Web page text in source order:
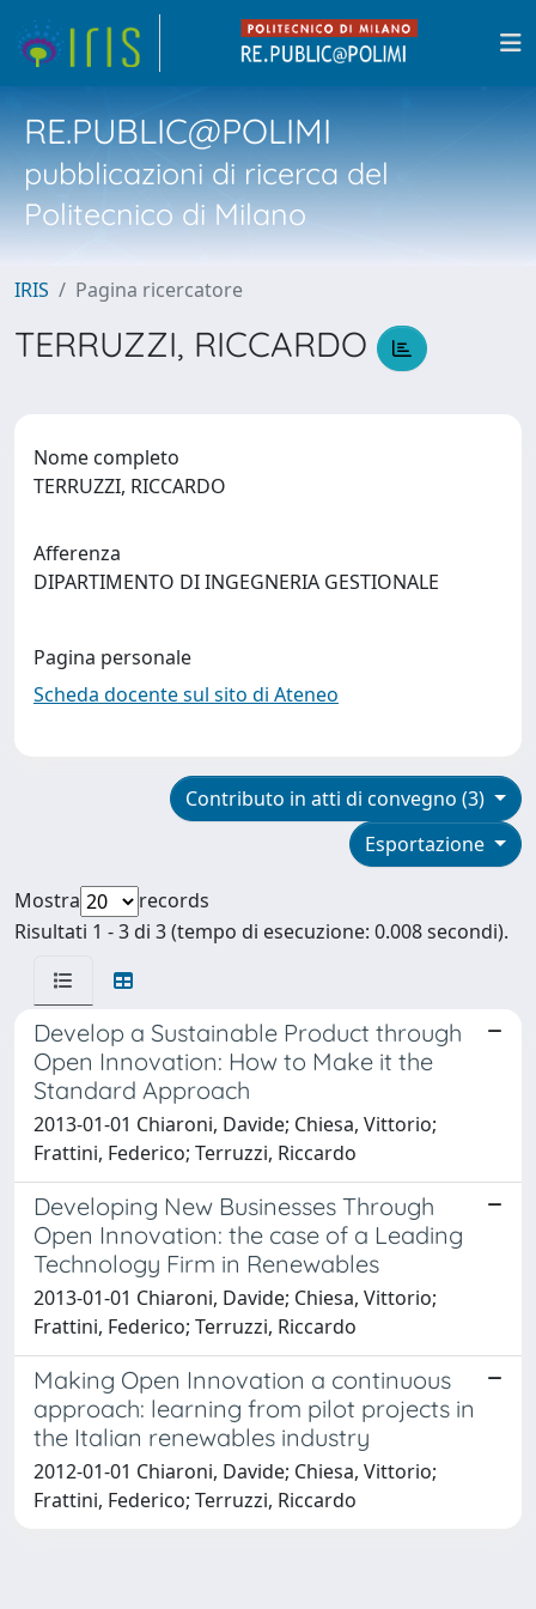
RE.PUBLIC@POLIMI
pubblicazioni di ricerca del
Politecnico di Milano
IRIS Pagina ricercatore
TERRUZZI, RICCARDO
Nome completo
TERRUZZI, RICCARDO
Afferenza
DIPARTIMENTO DI INGEGNERIA GESTIONALE
Pagina personale
Scheda docente sul sito di Ateneo
Contributo in atti di convegno (3)
Esportazione
Mostra
records
Risultati 1 - 3 di 3 (tempo di esecuzione: 0.008 secondi).
Develop a Sustainable Product through
Open Innovation: How to Make it the
Standard Approach
2013-01-01 Chiaroni, Davide; Chiesa, Vittorio;
Frattini, Federico; Terruzzi, Riccardo
Developing New Businesses Through
Open Innovation: the case of a Leading
Technology Firm in Renewables
2013-01-01 Chiaroni, Davide; Chiesa, Vittorio;
Frattini, Federico; Terruzzi, Riccardo
Making Open Innovation a continuous
approach: learning from pilot projects in
the Italian renewables industry
2012-01-01 Chiaroni, Davide; Chiesa, Vittorio;
Frattini, Federico; Terruzzi, Riccardo